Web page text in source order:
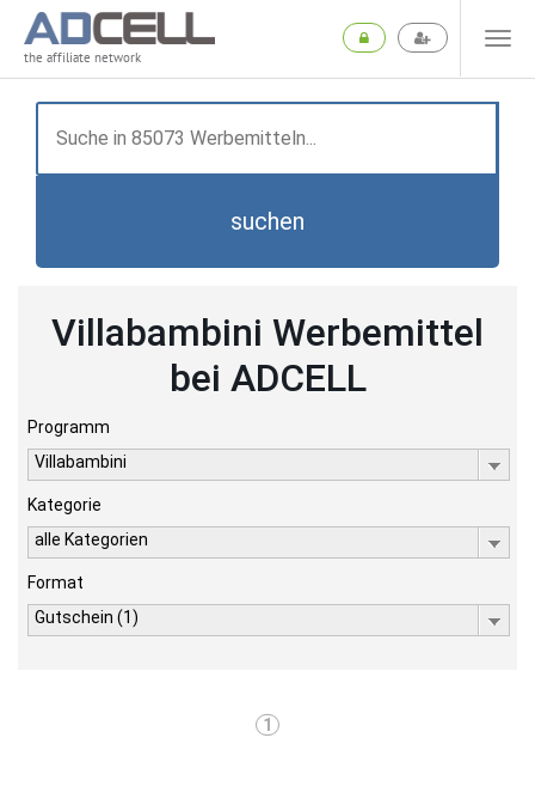
the affiliate network
suchen
Villabambini Werbemittel
bei ADCELL
Programm
Villabambini
Kategorie
alle Kategorien
Format
Gutschein (1)
1